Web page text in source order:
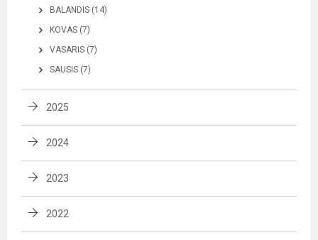
BALANDIS (14)
KOVAS (7)
VASARIS (7)
SAUSIS (7)
2025
2024
2023
2022